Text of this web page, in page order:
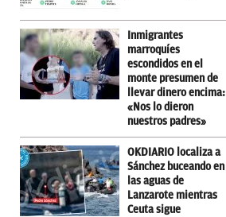
Inmigrantes
marroquíes
escondidos en el
monte presumen de
llevar dinero encima:
«Nos lo dieron
nuestros padres»
OKDIARIO localiza a
Sánchez buceando en
las aguas de
Lanzarote mientras
Ceuta sigue